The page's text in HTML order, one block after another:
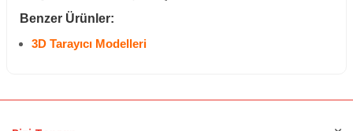
Benzer Ürünler:
3D Tarayıcı Modelleri